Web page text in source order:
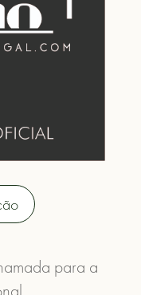
para a